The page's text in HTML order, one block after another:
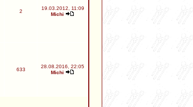
2
19.03.2012, 11:09
Michi
633
28.08.2016, 22:05
Michi